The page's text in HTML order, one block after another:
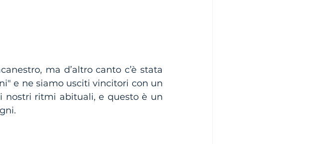
ma d’altro canto c’è stata
e ne siamo usciti vincitori con un
nostri ritmi abituali, e questo è un